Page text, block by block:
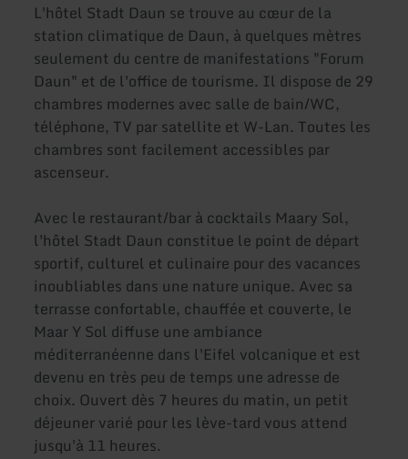
L'hôtel Stadt Daun se trouve au cœur de la
station climatique de Daun, à quelques mètres
seulement du centre de manifestations "Forum
Daun" et de l'office de tourisme. Il dispose de 29
chambres modernes avec salle de bain/WC,
téléphone, TV par satellite et W-Lan. Toutes les
chambres sont facilement accessibles par
ascenseur.
Avec le restaurant/bar à cocktails Maary Sol,
l'hôtel Stadt Daun constitue le point de départ
sportif, culturel et culinaire pour des vacances
inoubliables dans une nature unique. Avec sa
terrasse confortable, chauffée et couverte, le
Maar Y Sol diffuse une ambiance
méditerranéenne dans l'Eifel volcanique et est
devenu en très peu de temps une adresse de
choix. Ouvert dès 7 heures du matin, un petit
déjeuner varié pour les lève-tard vous attend
jusqu'à 11 heures.